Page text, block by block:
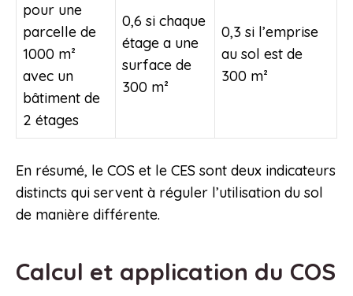
pour une
parcelle de
1000 m²
avec un
bâtiment de
2 étages
0,6 si chaque
étage a une
surface de
300 m²
0,3 si l’emprise
au sol est de
300 m²
En résumé, le COS et le CES sont deux indicateurs
distincts qui servent à réguler l’utilisation du sol
de manière différente.
Calcul et application du COS